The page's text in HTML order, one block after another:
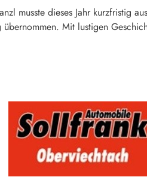
musste dieses Jahr kurzfristig
Mit lustigen